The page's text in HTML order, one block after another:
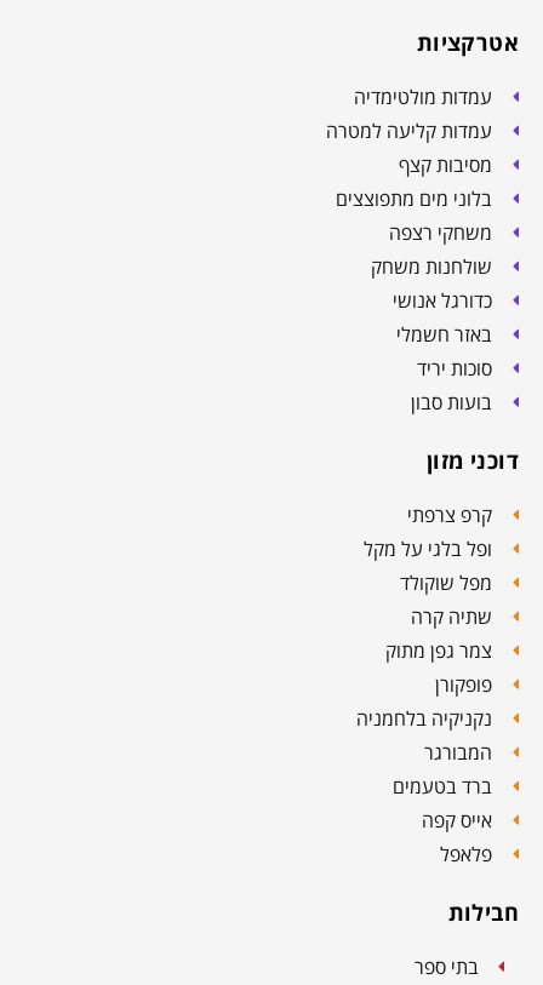
אטרקציות
עמדות מולטימדיה
עמדות קליעה למטרה
מסיבות קצף
בלוני מים מתפוצצים
משחקי רצפה
שולחנות משחק
כדורגל אנושי
באזר חשמלי
סוכות יריד
בועות סבון
דוכני מזון
קרפ צרפתי
ופל בלגי על מקל
מפל שוקולד
שתיה קרה
צמר גפן מתוק
פופקורן
נקניקיה בלחמניה
המבורגר
ברד בטעמים
אייס קפה
פלאפל
חבילות
בתי ספר